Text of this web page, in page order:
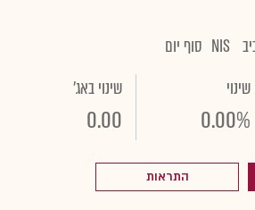
NIS סוף יום
שינוי
0.00%
שינוי באג'
0.00
התראות